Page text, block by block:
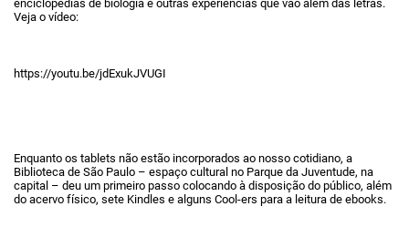
enciclopédias de biologia e outras experiências que vão além das letras.
Veja o vídeo:
https://youtu.be/jdExukJVUGI
Enquanto os tablets não estão incorporados ao nosso cotidiano, a
Biblioteca de São Paulo – espaço cultural no Parque da Juventude, na
capital – deu um primeiro passo colocando à disposição do público, além
do acervo físico, sete Kindles e alguns Cool-ers para a leitura de ebooks.